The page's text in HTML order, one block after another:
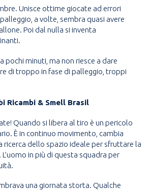
Unisce ottime giocate ad errori
a volte, sembra quasi avere
Poi dal nulla si inventa
pochi minuti, ma non riesce a dare
di troppo in fase di palleggio, troppi
Ricambi & Smell Brasil
Quando si libera al tiro è un pericolo
È in continuo movimento, cambia
ricerca dello spazio ideale per sfruttare la
in più di questa squadra per
una giornata storta. Qualche